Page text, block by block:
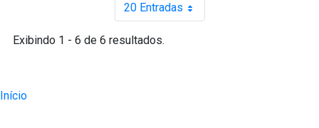
20 EntradasPor página
Exibindo 1 - 6 de 6 resultados.
Início